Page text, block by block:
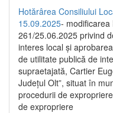
Hotărârea Consiliului
15.09.2025- modificarea
261/25.06.2025 privind
interes local și
de utilitate publică de
supraetajată, Cartier
Județul Olt”, situat în
procedurii de
de expropriere